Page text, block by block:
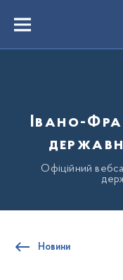
вмістуMenu
Івано-
Офіційний
Новини